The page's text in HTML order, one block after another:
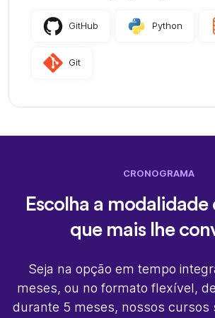
GitHub Python
Git
CRONOGRAMA
Escolha a modalidade
que mais lhe
Seja na opção em tempo
meses, ou no formato flexível,
durante 5 meses, nossos cursos